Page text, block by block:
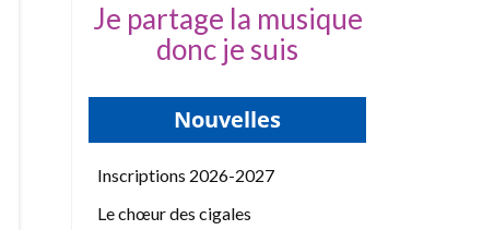
Je partage la musique
donc je suis
Nouvelles
Inscriptions 2026-2027
Le chœur des cigales